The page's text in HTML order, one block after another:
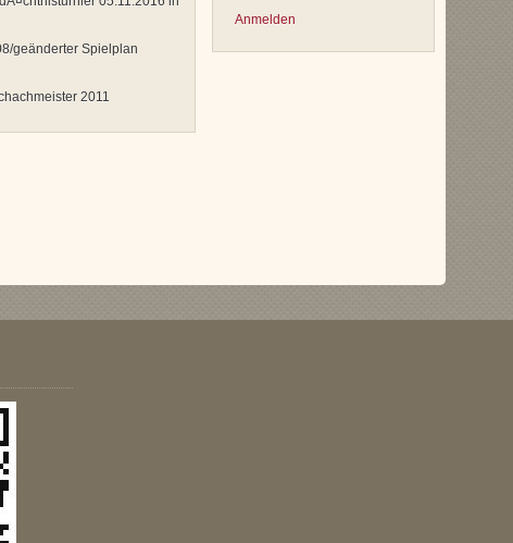
geänderter Spielplan
2011
Anmelden